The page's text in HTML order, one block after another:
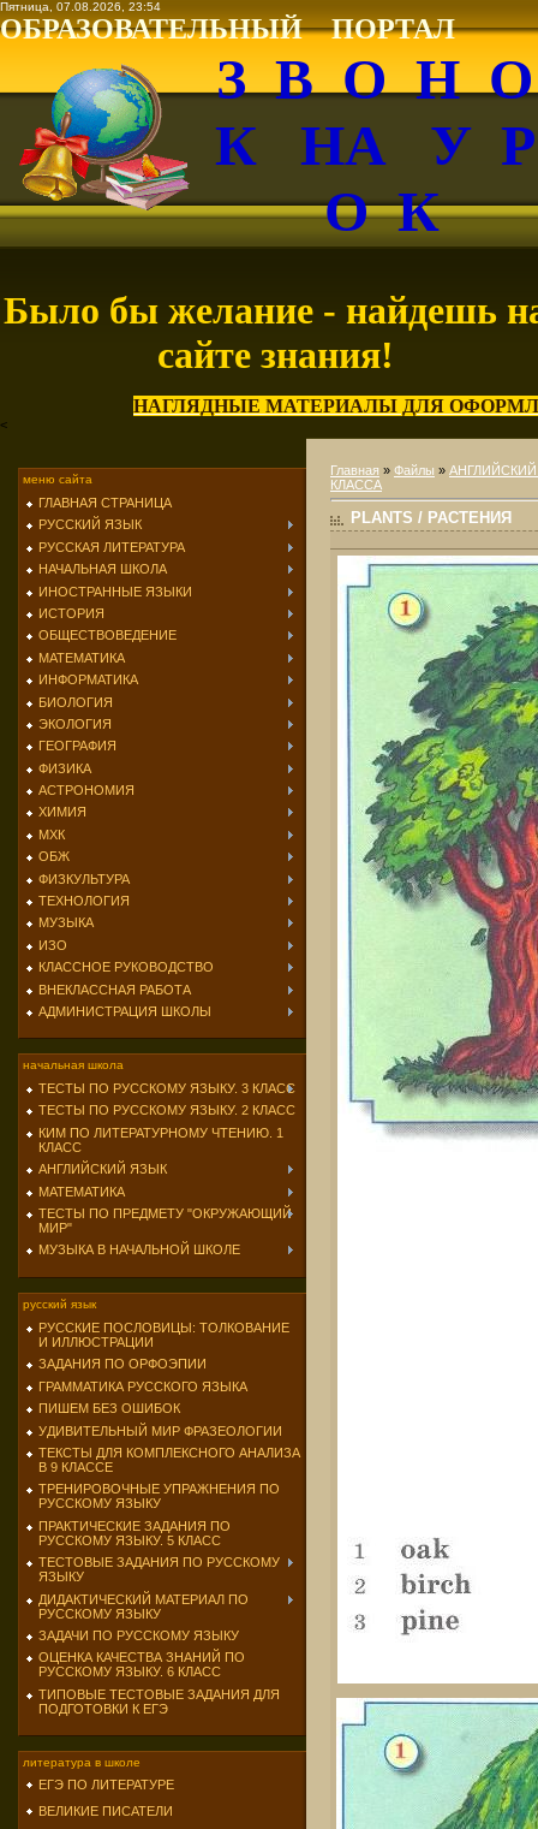
Пятница, 07.08.2026, 23:54
ОБРАЗОВАТЕЛЬНЫЙ ПОРТАЛ
З В О Н
К НА У
О К
Было бы желание - найдешь
сайте знания!
НАГЛЯДНЫЕ МАТЕРИАЛЫ ДЛЯ
<
меню сайта
ГЛАВНАЯ СТРАНИЦА
РУССКИЙ ЯЗЫК
РУССКАЯ ЛИТЕРАТУРА
НАЧАЛЬНАЯ ШКОЛА
ИНОСТРАННЫЕ ЯЗЫКИ
ИСТОРИЯ
ОБЩЕСТВОВЕДЕНИЕ
МАТЕМАТИКА
ИНФОРМАТИКА
БИОЛОГИЯ
ЭКОЛОГИЯ
ГЕОГРАФИЯ
ФИЗИКА
АСТРОНОМИЯ
ХИМИЯ
МХК
ОБЖ
ФИЗКУЛЬТУРА
ТЕХНОЛОГИЯ
МУЗЫКА
ИЗО
КЛАССНОЕ РУКОВОДСТВО
ВНЕКЛАССНАЯ РАБОТА
АДМИНИСТРАЦИЯ ШКОЛЫ
начальная школа
ТЕСТЫ ПО РУССКОМУ ЯЗЫКУ. 3 КЛАСС
ТЕСТЫ ПО РУССКОМУ ЯЗЫКУ. 2 КЛАСС
КИМ ПО ЛИТЕРАТУРНОМУ ЧТЕНИЮ. 1
КЛАСС
АНГЛИЙСКИЙ ЯЗЫК
МАТЕМАТИКА
ТЕСТЫ ПО ПРЕДМЕТУ "ОКРУЖАЮЩИЙ
МИР"
МУЗЫКА В НАЧАЛЬНОЙ ШКОЛЕ
русский язык
РУССКИЕ ПОСЛОВИЦЫ: ТОЛКОВАНИЕ
И ИЛЛЮСТРАЦИИ
ЗАДАНИЯ ПО ОРФОЭПИИ
ГРАММАТИКА РУССКОГО ЯЗЫКА
ПИШЕМ БЕЗ ОШИБОК
УДИВИТЕЛЬНЫЙ МИР ФРАЗЕОЛОГИИ
ТЕКСТЫ ДЛЯ КОМПЛЕКСНОГО АНАЛИЗА
В 9 КЛАССЕ
ТРЕНИРОВОЧНЫЕ УПРАЖНЕНИЯ ПО
РУССКОМУ ЯЗЫКУ
ПРАКТИЧЕСКИЕ ЗАДАНИЯ ПО
РУССКОМУ ЯЗЫКУ. 5 КЛАСС
ТЕСТОВЫЕ ЗАДАНИЯ ПО РУССКОМУ
ЯЗЫКУ
ДИДАКТИЧЕСКИЙ МАТЕРИАЛ ПО
РУССКОМУ ЯЗЫКУ
ЗАДАЧИ ПО РУССКОМУ ЯЗЫКУ
ОЦЕНКА КАЧЕСТВА ЗНАНИЙ ПО
РУССКОМУ ЯЗЫКУ. 6 КЛАСС
ТИПОВЫЕ ТЕСТОВЫЕ ЗАДАНИЯ ДЛЯ
ПОДГОТОВКИ К ЕГЭ
литература в школе
ЕГЭ ПО ЛИТЕРАТУРЕ
ВЕЛИКИЕ ПИСАТЕЛИ
Главная » Файлы »
КЛАССА
PLANTS / РАСТЕНИЯ